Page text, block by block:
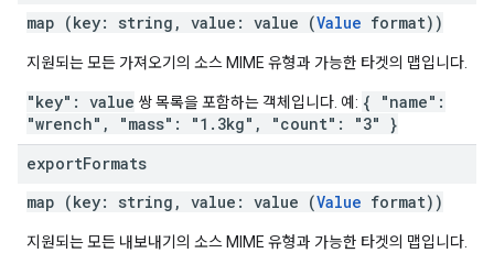
map (key: string, value: value (Value format))
지원되는 모든 가져오기의 소스 MIME 유형과 가능한 타겟의 맵입니다.
"key": value 쌍 목록을 포함하는 객체입니다. 예: { "name":
"wrench", "mass": "1.3kg", "count": "3" }
exportFormats
map (key: string, value: value (Value format))
지원되는 모든 내보내기의 소스 MIME 유형과 가능한 타겟의 맵입니다.